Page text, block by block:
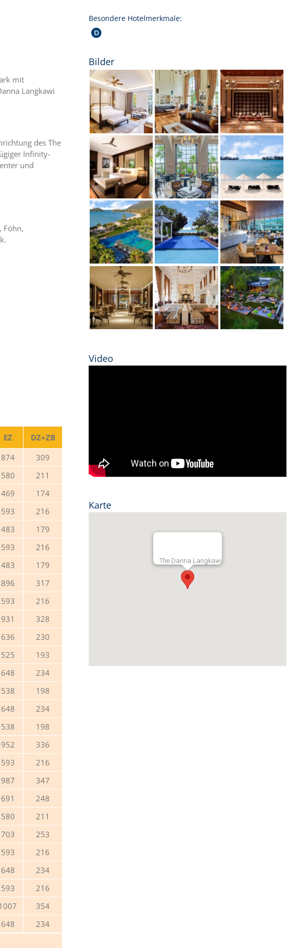
Besondere Hotelmerkmale:
mit
Langkawi
des The
Infinity-
und
Föhn,
EZ
DZ+ZB
874
309
580
211
469
174
593
216
483
179
593
216
483
179
896
317
593
216
931
328
636
230
525
193
648
234
538
198
648
234
538
198
952
336
593
216
987
347
691
248
580
211
703
253
593
216
648
234
593
216
354
648
234
Bilder
Video
Karte
The Danna Langkawi